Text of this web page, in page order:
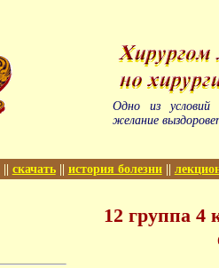
Одно из условий
желание
|| скачать|| история болезни||
12 группа 4